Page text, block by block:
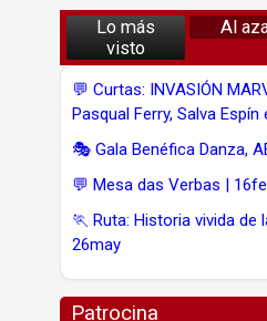
Lo más
visto
Al
💬 Curtas: INVASIÓN
Pasqual Ferry, Salva
🎭 Gala Benéfica Danza,
💬 Mesa das Verbas |
🏃 Ruta: Historia vivida de
26may
Patrocina